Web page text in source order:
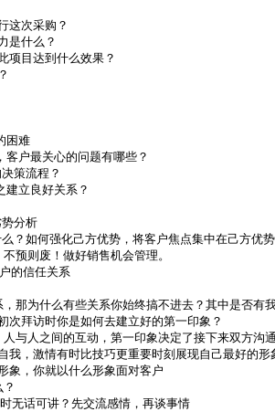
这次采购？
是什么？
项目达到什么效果？
困难
户最关心的问题有哪些？
策流程？
立良好关系？
分析
？如何强化己方优势，将客户焦点集中在己方优
预则废！做好销售机会管理。
的信任关系
那为什么有些关系你始终搞不进去？其中是否有
拜访时你是如何去建立好的第一印象？
与人之间的互动，第一印象决定了接下来双方沟
我，激情有时比技巧更重要时刻展现自己最好的形
象，你就以什么形象面对客户
无话可讲？先交流感情，再谈事情